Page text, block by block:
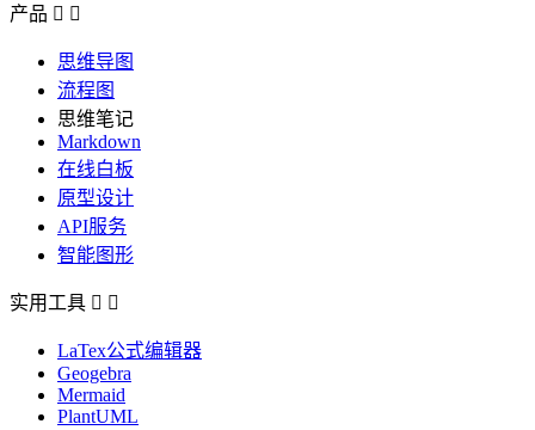
产品  
思维导图
流程图
思维笔记
Markdown
在线白板
原型设计
API服务
智能图形
实用工具  
LaTex公式编辑器
Geogebra
Mermaid
PlantUML